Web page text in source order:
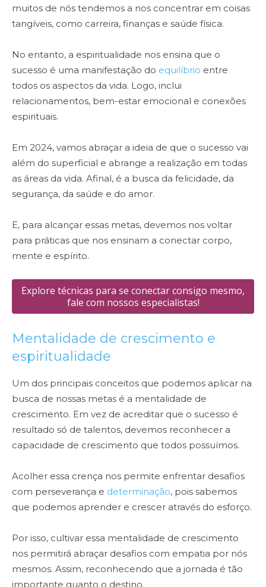
muitos de nós tendemos a nos concentrar em coisas
tangíveis, como carreira, finanças e saúde física.
No entanto, a espiritualidade nos ensina que o
sucesso é uma manifestação do equilíbrio entre
todos os aspectos da vida. Logo, inclui
relacionamentos, bem-estar emocional e conexões
espirituais.
Em 2024, vamos abraçar a ideia de que o sucesso vai
além do superficial e abrange a realização em todas
as áreas da vida. Afinal, é a busca da felicidade, da
segurança, da saúde e do amor.
E, para alcançar essas metas, devemos nos voltar
para práticas que nos ensinam a conectar corpo,
mente e espírito.
Explore técnicas para se conectar consigo mesmo,
fale com nossos especialistas!
Mentalidade de crescimento e
espiritualidade
Um dos principais conceitos que podemos aplicar na
busca de nossas metas é a mentalidade de
crescimento. Em vez de acreditar que o sucesso é
resultado só de talentos, devemos reconhecer a
capacidade de crescimento que todos possuímos.
Acolher essa crença nos permite enfrentar desafios
com perseverança e determinação, pois sabemos
que podemos aprender e crescer através do esforço.
Por isso, cultivar essa mentalidade de crescimento
nos permitirá abraçar desafios com empatia por nós
mesmos. Assim, reconhecendo que a jornada é tão
importante quanto o destino.